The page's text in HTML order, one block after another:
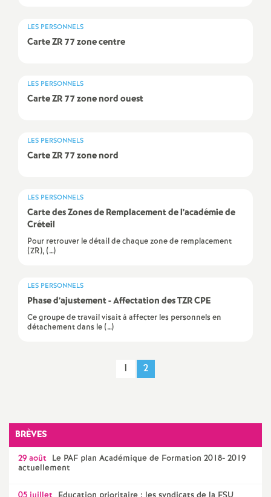
LES PERSONNELS
CarteZR77 zone centre
LES PERSONNELS
CarteZR77 zone nord ouest
LES PERSONNELS
CarteZR77 zone nord
LES PERSONNELS
Carte des Zones de Remplacement de l’académie de
Créteil
Pour retrouver le détail de chaque zone de remplacement
(ZR), (…)
LES PERSONNELS
Phase d’ajustement - Affectation desTZRCPE
Ce groupe de travail visait à affecter les personnels en
détachement dans le (…)
1 2
BRÈVES
29 août Le PAF plan Académique de Formation 2018- 2019
actuellement